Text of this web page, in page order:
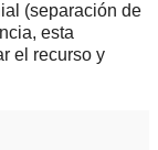
(separación de
esta
el recurso y